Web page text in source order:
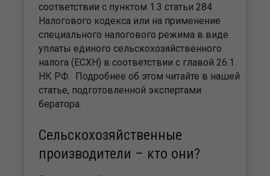
соответствии с пунктом 1.3 статьи 284
Налогового кодекса или на применение
специального налогового режима в виде
уплаты единого сельскохозяйственного
налога (ЕСХН) в соответствии с главой 26.1
НК РФ. Подробнее об этом читайте в нашей
статье, подготовленной экспертами
бератора.
Сельскохозяйственные
производители – кто они?